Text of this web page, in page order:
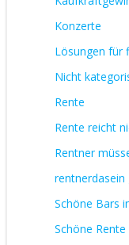
Konzerte
Lösungen für
Nicht
Rente
Rente reicht
Rentner
rentnerdasein
Schöne Bars
Schöne Rente